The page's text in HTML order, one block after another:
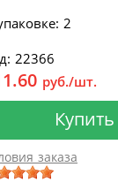
2
22366
руб./шт.
Купить
заказа